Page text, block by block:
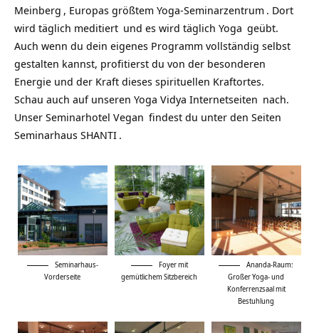
Meinberg , Europas größtem Yoga-Seminarzentrum . Dort
wird täglich meditiert und es wird täglich Yoga geübt.
Auch wenn du dein eigenes Programm vollständig selbst
gestalten kannst, profitierst du von der besonderen
Energie und der Kraft dieses spirituellen Kraftortes.
Schau auch auf unseren Yoga Vidya Internetseiten nach.
Unser Seminarhotel Vegan findest du unter den Seiten
Seminarhaus SHANTI .
Seminarhaus-
Vorderseite
Foyer mit
gemütlichem Sitzbereich
Ananda-Raum:
Großer Yoga- und
Konferrenzsaal mit
Bestuhlung